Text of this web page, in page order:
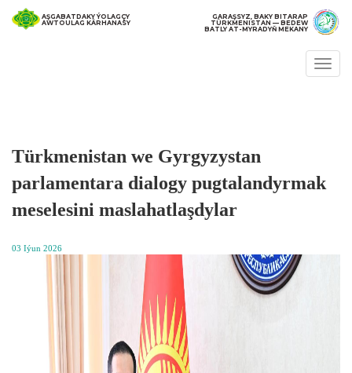
AŞGABATDAKY ÝOLAGÇY
AWTOULAG KÄRHANASY
GARAŞSYZ, BAKY BITARAP
TÜRKMENISTAN — BEDEW
BATLY AT-MYRADYŇ MEKANY
Türkmenistan we Gyrgyzystan
parlamentara dialogy pugtalandyrmak
meselesini maslahatlaşdylar
03 Iýun 2026